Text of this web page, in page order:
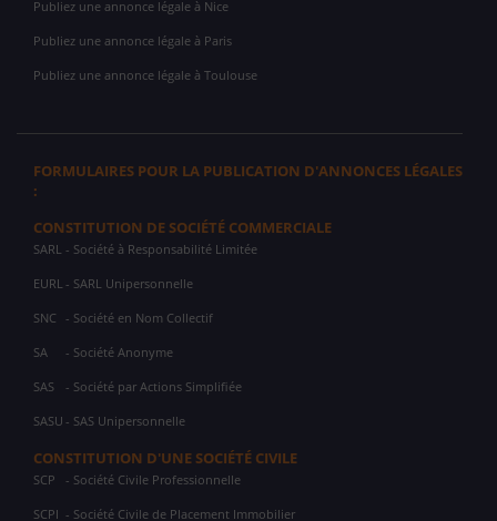
Publiez une annonce légale à Nice
Publiez une annonce légale à Paris
Publiez une annonce légale à Toulouse
FORMULAIRES POUR LA PUBLICATION D'ANNONCES LÉGALES
:
CONSTITUTION DE SOCIÉTÉ COMMERCIALE
SARL - Société à Responsabilité Limitée
EURL - SARL Unipersonnelle
SNC - Société en Nom Collectif
SA - Société Anonyme
SAS - Société par Actions Simplifiée
SASU - SAS Unipersonnelle
CONSTITUTION D'UNE SOCIÉTÉ CIVILE
SCP - Société Civile Professionnelle
SCPI - Société Civile de Placement Immobilier